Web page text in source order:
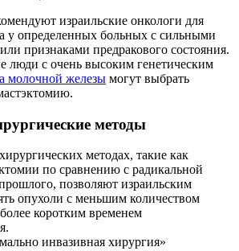
израильские онкологи для
у определенных больных с сильными
признаками предракового состояния.
люди с очень высоким генетическим
молочной железы могут выбрать
методы
методах, такие как
по сравнению с радикальной
позволяют израильским
опухоли с меньшим количеством
коротким временем
инвазивная хирургия»